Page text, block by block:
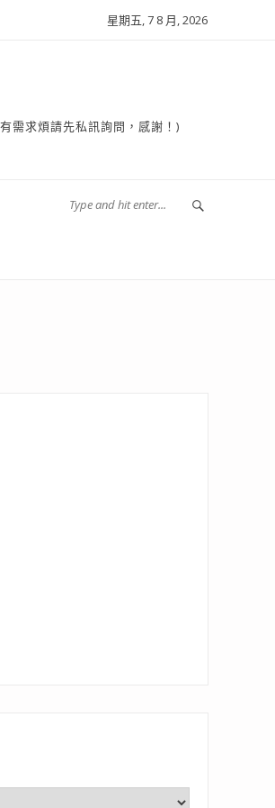
星期五, 7 8 月, 2026
需求煩請先私訊詢問，感謝！)
色”